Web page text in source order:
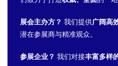
展会主办方？ 我们提供广阔高
潜在参展商与精准观众。
参展企业？ 我们对接丰富多样